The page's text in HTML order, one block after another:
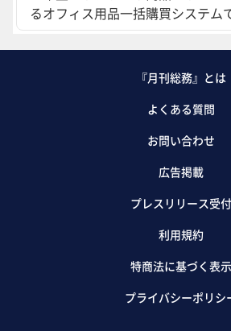
るオフィス用品一括購買システム
『月刊総務』とは
よくある質問
お問い合わせ
広告掲載
プレスリリース受付
利用規約
特商法に基づく表示
プライバシーポリシ